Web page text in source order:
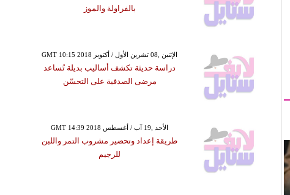
بالفراولة والموز
GMT 10:15 2018 الإثنين ,08 تشرين الأول / أكتوبر
دراسة حديثة تكشف أساليب بديلة تُساعد
مرضى الصدفية على التحسّن
GMT 14:39 2018 الأحد ,19 آب / أغسطس
طريقة إعداد وتحضير مشروب التمر واللبن
للرجيم